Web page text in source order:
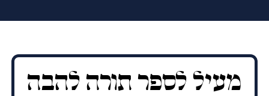
מעיל לספר תורה להבה